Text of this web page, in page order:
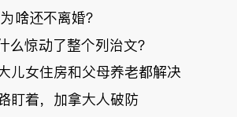
啥还不离婚？
么惊动了整个列治文？
儿女住房和父母养老都解决
盯着，加拿大人破防